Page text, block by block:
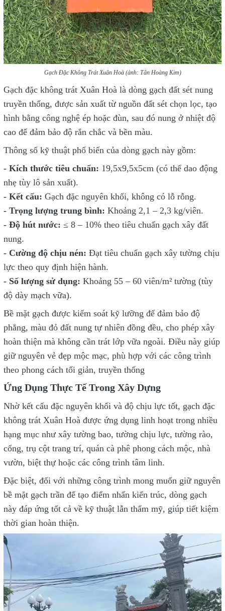
Gạch Đặc Không Trát Xuân Hoà (ảnh: Tân Hoàng Kim)
Gạch đặc không trát Xuân Hoà là dòng gạch đất sét nung
truyền thống, được sản xuất từ nguồn đất sét chọn lọc, tạo
hình bằng công nghệ ép hoặc đùn, sau đó nung ở nhiệt độ
cao để đảm bảo độ rắn chắc và bền màu.
Thông số kỹ thuật phổ biến của dòng gạch này gồm:
- Kích thước tiêu chuẩn: 19,5x9,5x5cm (có thể dao động
nhẹ tùy lô sản xuất).
- Kết cấu: Gạch đặc nguyên khối, không có lỗ rỗng.
- Trọng lượng trung bình: Khoảng 2,1 – 2,3 kg/viên.
- Độ hút nước: ≤ 8 – 10% theo tiêu chuẩn gạch xây đất
nung.
- Cường độ chịu nén: Đạt tiêu chuẩn gạch xây tường chịu
lực theo quy định hiện hành.
- Số lượng sử dụng: Khoảng 55 – 60 viên/m² tường (tùy
độ dày mạch vữa).
Bề mặt gạch được kiểm soát kỹ lưỡng để đảm bảo độ
phẳng, màu đỏ đất nung tự nhiên đồng đều, cho phép xây
hoàn thiện mà không cần trát lớp vữa ngoài. Điều này giúp
giữ nguyên vẻ đẹp mộc mạc, phù hợp với các công trình
theo phong cách tối giản, truyền thống
Ứng Dụng Thực Tế Trong Xây Dựng
Nhờ kết cấu đặc nguyên khối và độ chịu lực tốt, gạch đặc
không trát Xuân Hoà được ứng dụng linh hoạt trong nhiều
hạng mục như xây tường bao, tường chịu lực, tường rào,
cổng, trụ cột trang trí, quán cà phê phong cách mộc, nhà
vườn, biệt thự hoặc các công trình tâm linh.
Đặc biệt, đối với những công trình mong muốn giữ nguyên
bề mặt gạch trần để tạo điểm nhấn kiến trúc, dòng gạch
này đáp ứng tốt cả về kỹ thuật lẫn thẩm mỹ, giúp tiết kiệm
thời gian hoàn thiện.